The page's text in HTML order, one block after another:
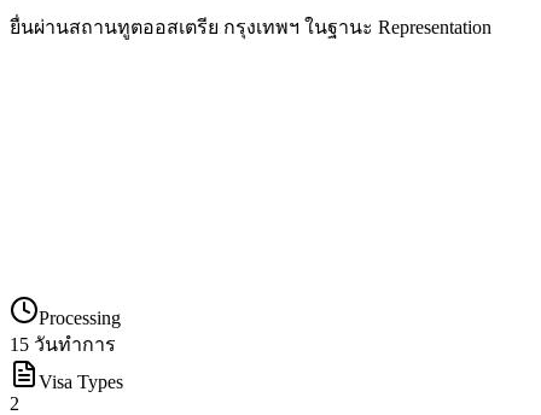
ยื่นผ่านสถานทูตออสเตรีย กรุงเทพฯ ในฐานะ Representation
Processing
15 วันทำการ
Visa Types
2